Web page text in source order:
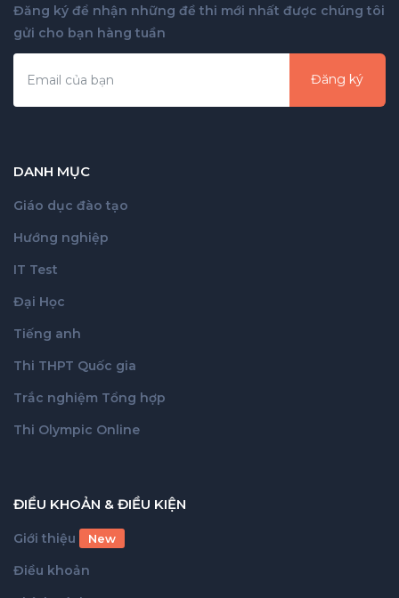
Đăng ký để nhận những đề thi mới nhất được chúng tôi
gửi cho bạn hàng tuần
Đăng ký
DANH MỤC
Giáo dục đào tạo
Hướng nghiệp
IT Test
Đại Học
Tiếng anh
Thi THPT Quốc gia
Trắc nghiệm Tổng hợp
Thi Olympic Online
ĐIỀU KHOẢN & ĐIỀU KIỆN
Giới thiệu New
Điều khoản